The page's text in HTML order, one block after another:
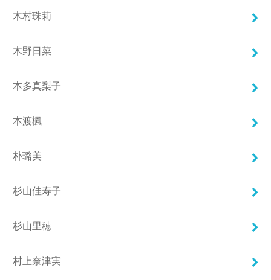
木村珠莉
木野日菜
本多真梨子
本渡楓
朴璐美
杉山佳寿子
杉山里穂
村上奈津実